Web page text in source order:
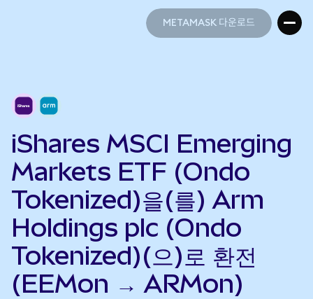
METAMASK 다운로드
iShares MSCI Emerging
Markets ETF (Ondo
Tokenized)을(를) Arm
Holdings plc (Ondo
Tokenized)(으)로 환전
(EEMon → ARMon)